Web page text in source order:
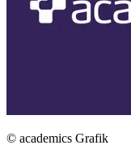
© academics Grafik